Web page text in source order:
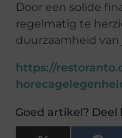
Door een solide
regelmatig te
duurzaamheid
https://
Goed artikel? Deel